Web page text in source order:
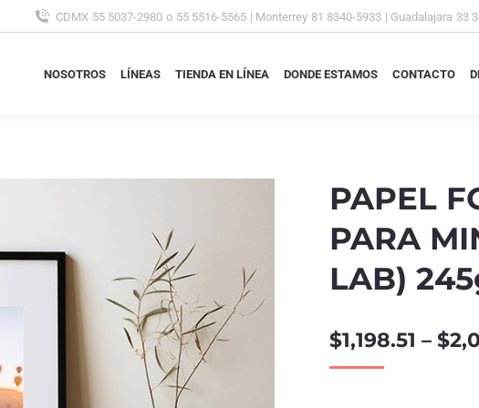
CDMX 55 5037-2980 o 55 5516-5565 | Monterrey 81 8340-5933 | Guadalajara 33
NOSOTROS LÍNEAS TIENDA EN LÍNEA DONDE ESTAMOS CONTACTO
PAPEL
PARA
LAB)
$1,198.51 – $